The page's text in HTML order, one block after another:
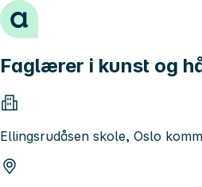
Hopp til innhold
Faglærer i kunst og
Ellingsrudåsen skole, Oslo